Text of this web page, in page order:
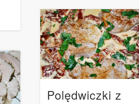
Polędwiczki z